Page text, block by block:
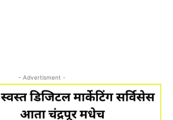
- Advertisment -